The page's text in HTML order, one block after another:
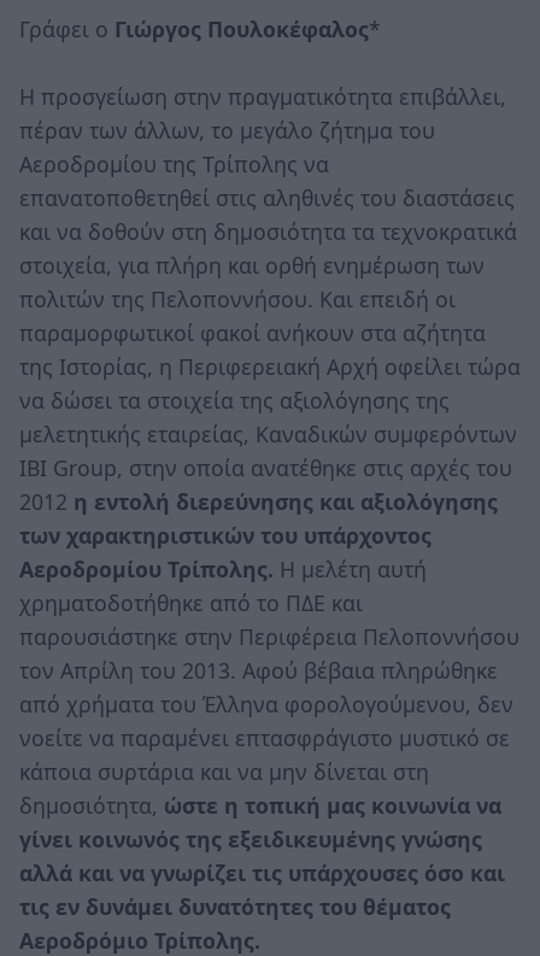
Γράφει ο Γιώργος Πουλοκέφαλος*
Η προσγείωση στην πραγματικότητα επιβάλλει,
πέραν των άλλων, το μεγάλο ζήτημα του
Αεροδρομίου της Τρίπολης να
επανατοποθετηθεί στις αληθινές του διαστάσεις
και να δοθούν στη δημοσιότητα τα τεχνοκρατικά
στοιχεία, για πλήρη και ορθή ενημέρωση των
πολιτών της Πελοποννήσου. Και επειδή οι
παραμορφωτικοί φακοί ανήκουν στα αζήτητα
της Ιστορίας, η Περιφερειακή Αρχή οφείλει τώρα
να δώσει τα στοιχεία της αξιολόγησης της
μελετητικής εταιρείας, Καναδικών συμφερόντων
ΙΒΙ Group, στην οποία ανατέθηκε στις αρχές του
2012 η εντολή διερεύνησης και αξιολόγησης
των χαρακτηριστικών του υπάρχοντος
Αεροδρομίου Τρίπολης. Η μελέτη αυτή
χρηματοδοτήθηκε από το ΠΔΕ και
παρουσιάστηκε στην Περιφέρεια Πελοποννήσου
τον Απρίλη του 2013. Αφού βέβαια πληρώθηκε
από χρήματα του Έλληνα φορολογούμενου, δεν
νοείτε να παραμένει επτασφράγιστο μυστικό σε
κάποια συρτάρια και να μην δίνεται στη
δημοσιότητα, ώστε η τοπική μας κοινωνία να
γίνει κοινωνός της εξειδικευμένης γνώσης
αλλά και να γνωρίζει τις υπάρχουσες όσο και
τις εν δυνάμει δυνατότητες του θέματος
Αεροδρόμιο Τρίπολης.